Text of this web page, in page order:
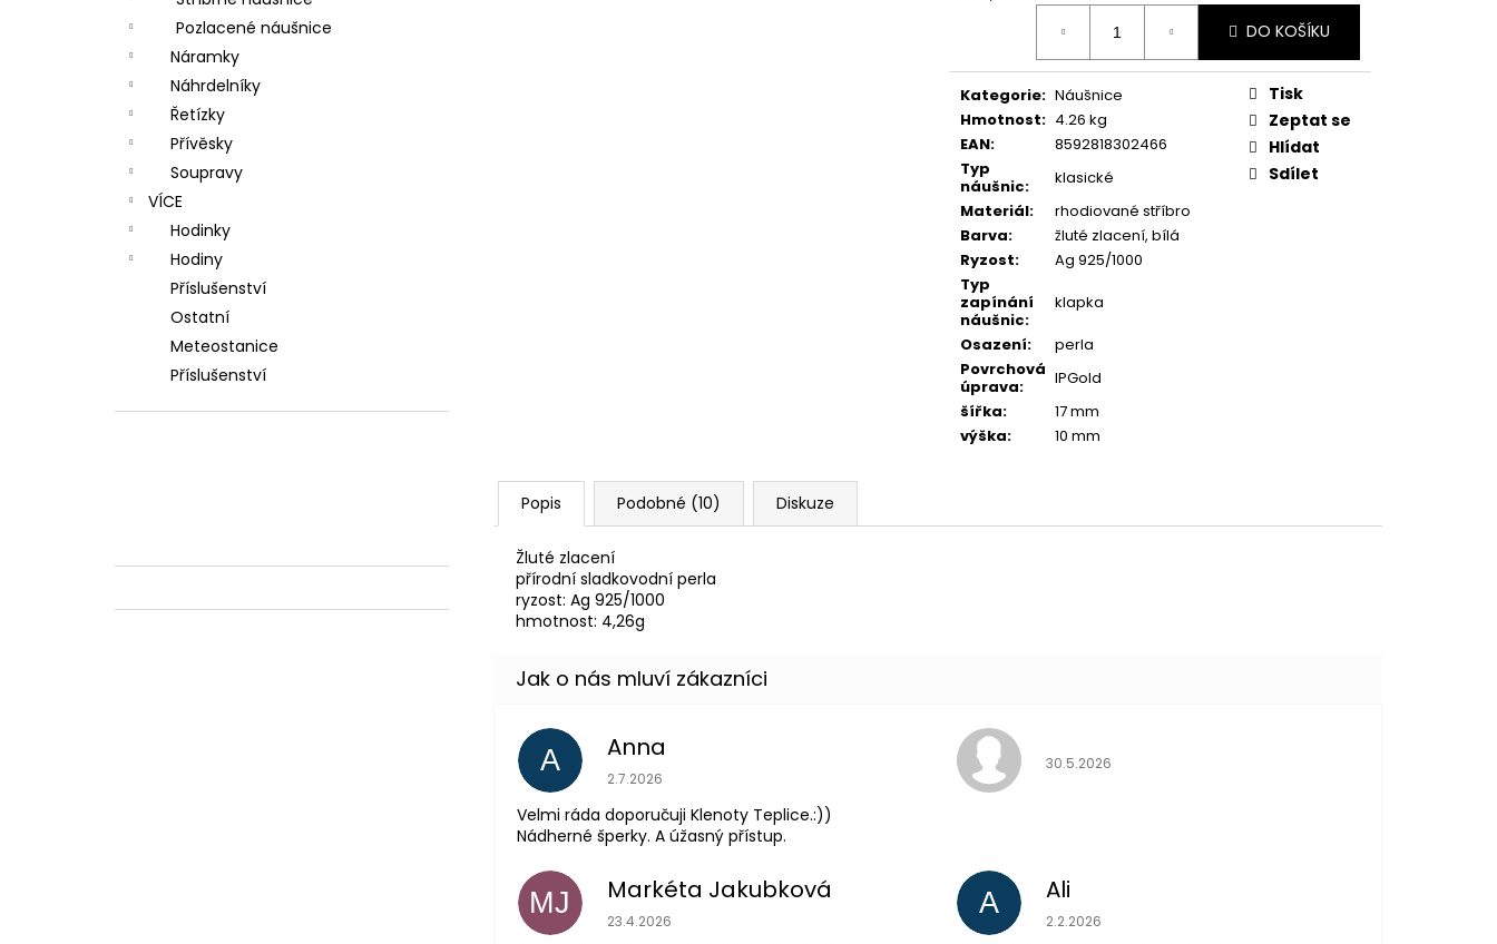
Pozlacené náušnice
Náramky
Náhrdelníky
Řetízky
Přívěsky
Soupravy
VÍCE
Hodinky
Hodiny
Příslušenství
Ostatní
Meteostanice
Příslušenství
DO KOŠÍKU
Kategorie: Náušnice
Hmotnost: 4.26 kg
EAN:
8592818302466
Typ
náušnic:
klasické
Materiál:
rhodiované stříbro
Barva:
žluté zlacení, bílá
Ryzost:
Ag 925/1000
Typ
zapínání
náušnic:
klapka
Osazení:
perla
Povrchová
úprava:
IPGold
šířka:
17 mm
výška: 10 mm
Tisk
Zeptat se
Hlídat
Sdílet
Popis Podobné (10) Diskuze
Žluté zlacení
přírodní sladkovodní perla
ryzost: Ag 925/1000
hmotnost: 4,26g
A Anna
Hodnocení obchodu je 5 z 5 hvězdiček.
2.7.2026
Velmi ráda doporučuji Klenoty Teplice.:))
Nádherné šperky. A úžasný přístup.
Hodnocení obchodu je 5 z 5 hvězdiček.
30.5.2026
MJ Markéta Jakubková
Hodnocení obchodu je 5 z 5 hvězdiček.
23.4.2026
A Ali
Hodnocení obchodu je 5 z 5 hvězdiček.
2.2.2026